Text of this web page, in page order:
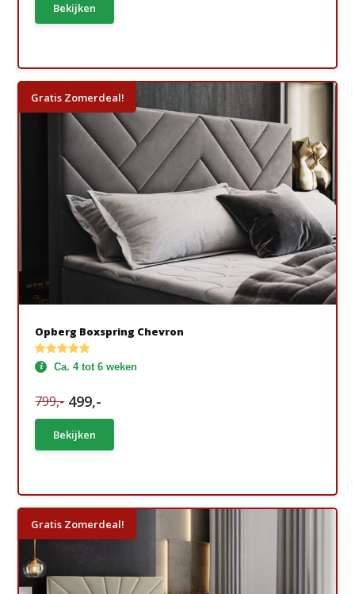
Bekijken
Gratis Zomerdeal!
Opberg Boxspring Chevron
Ca. 4 tot 6 weken
799,- 499,-
Bekijken
Gratis Zomerdeal!